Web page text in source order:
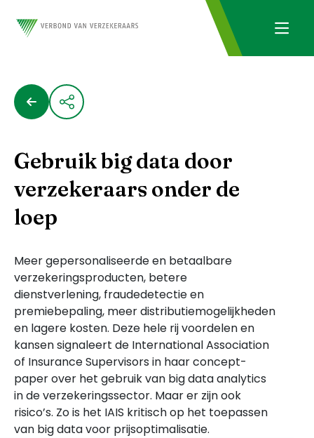
Gebruik big data door
verzekeraars onder de
loep
Meer gepersonaliseerde en betaalbare
verzekeringsproducten, betere
dienstverlening, fraudedetectie en
premiebepaling, meer distributiemogelijkheden
en lagere kosten. Deze hele rij voordelen en
kansen signaleert de International Association
of Insurance Supervisors in haar concept-
paper over het gebruik van big data analytics
in de verzekeringssector. Maar er zijn ook
risico’s. Zo is het IAIS kritisch op het toepassen
van big data voor prijsoptimalisatie.